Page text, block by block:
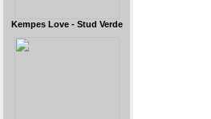
Kempes Love - Stud Verde